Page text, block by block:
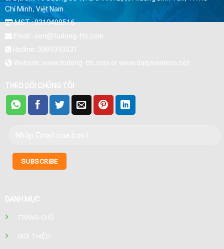
Chí Minh, Việt Nam
MST : 0319408516
Email : son@tudong-ttc.com
Hotline: 0909393031
Website: www.tudong-ttc.com or www.dailysiemens.net
THEO DÕI CHÚNG TÔI
DANH MỤC
TRANG CHỦ
GIỚI THIỆU